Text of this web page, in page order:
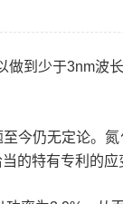
到少于3nm
今仍无定论。
的特有专利的应